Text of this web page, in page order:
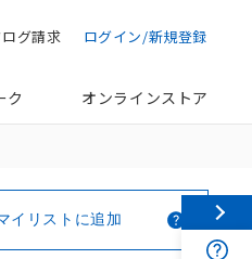
ログイン/新規登録
グ請求
ク オンラインストア
イリストに追加